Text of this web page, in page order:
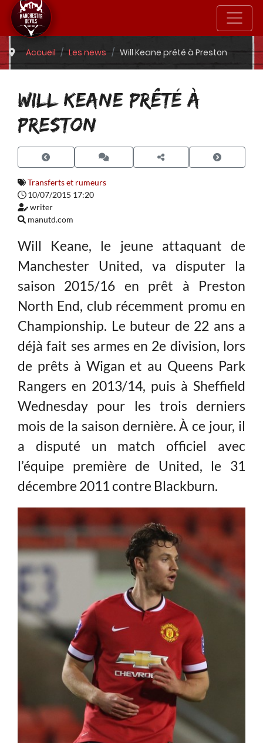
Accueil Les news Will Keane prêté à Preston
WILL KEANE PRÊTÉ À
PRESTON
Transferts et rumeurs
10/07/2015 17:20
writer
manutd.com
Will Keane, le jeune attaquant de
Manchester United, va disputer la
saison 2015/16 en prêt à Preston
North End, club récemment promu en
Championship. Le buteur de 22 ans a
déjà fait ses armes en 2e division, lors
de prêts à Wigan et au Queens Park
Rangers en 2013/14, puis à Sheffield
Wednesday pour les trois derniers
mois de la saison dernière. À ce jour, il
a disputé un match officiel avec
l’équipe première de United, le 31
décembre 2011 contre Blackburn.